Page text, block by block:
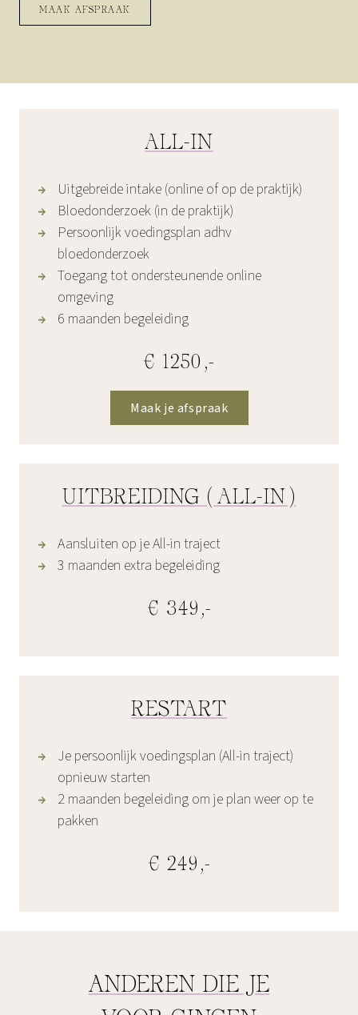
MAAK AFSPRAAK
ALL-IN
Uitgebreide intake (online of op de praktijk)
Bloedonderzoek (in de praktijk)
Persoonlijk voedingsplan adhv
bloedonderzoek
Toegang tot ondersteunende online
omgeving
6 maanden begeleiding
€ 1250,-
Maak je afspraak
UITBREIDING (ALL-IN)
Aansluiten op je All-in traject
3 maanden extra begeleiding
€ 349,-
RESTART
Je persoonlijk voedingsplan (All-in traject)
opnieuw starten
2 maanden begeleiding om je plan weer op te
pakken
€ 249,-
ANDEREN DIE JE